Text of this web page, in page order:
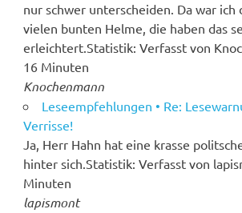
nur schwer unterscheiden. Da war ich
vielen bunten Helme, die haben das
erleichtert.Statistik: Verfasst von
16 Minuten
Knochenmann
Leseempfehlungen • Re:
Verrisse!
Ja, Herr Hahn hat eine krasse
hinter sich.Statistik: Verfasst von
Minuten
lapismont